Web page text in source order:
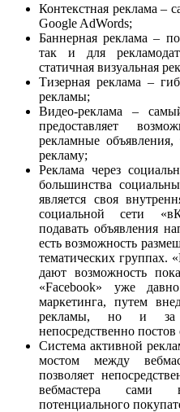
Контекстная реклама –
Google AdWords;
Баннерная реклама –
так и для
статичная визуальная
Тизерная реклама –
рекламы;
Видео-реклама –
предоставляет
рекламные
рекламу;
Реклама через
большинства
является своя
социальной сети
подавать объявления
есть возможность
тематических
дают возможность
«Facebook» уже
маркетинга, путем
рекламы, но и за
непосредственно
Система активной
мостом между
позволяет
вебмастера сами
потенциального